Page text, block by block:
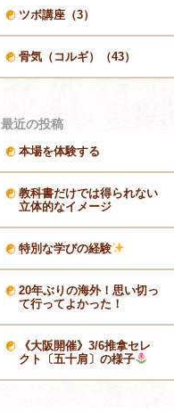
ツボ講座（3）
骨気（コルギ）（43）
最近の投稿
本場を体験する
教科書だけでは得られない
立体的なイメージ
特別な学びの経験
20年ぶりの海外！思い切っ
て行ってよかった！
《大阪開催》3/6推拿セレ
クト〔五十肩〕の様子